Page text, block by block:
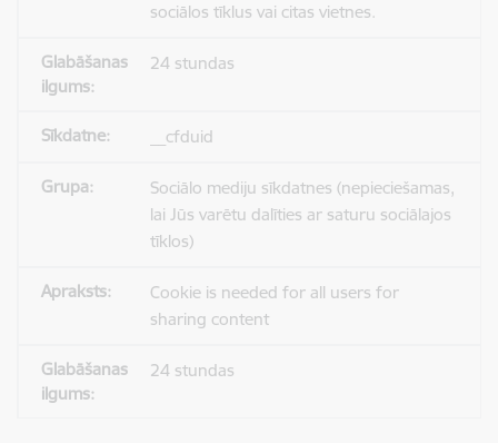
sociālos tīklus vai citas vietnes.
24 stundas
__cfduid
Sociālo mediju sīkdatnes (nepieciešamas,
lai Jūs varētu dalīties ar saturu sociālajos
tīklos)
Cookie is needed for all users for
sharing content
24 stundas